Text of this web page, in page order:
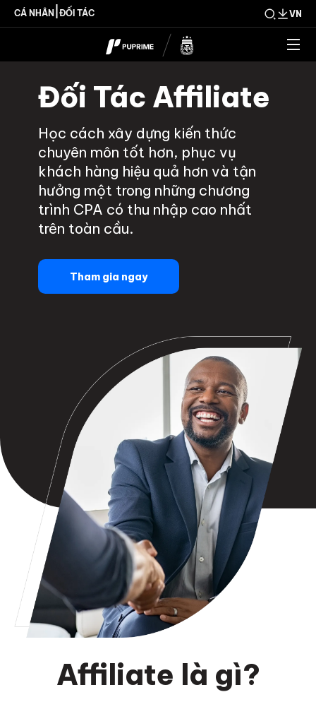
CÁ NHÂN ĐỐI TÁC VN
Đối Tác Affiliate
Học cách xây dựng kiến thức
chuyên môn tốt hơn, phục vụ
khách hàng hiệu quả hơn và tận
hưởng một trong những chương
trình CPA có thu nhập cao nhất
trên toàn cầu.
Tham gia ngay
Affiliate là gì?